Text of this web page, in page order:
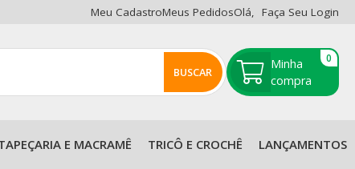
Meu CadastroMeus PedidosOlá, Faça Seu Login
BUSCAR
0
E MACRAMÊ TRICÔ E CROCHÊ LANÇAMENTOS